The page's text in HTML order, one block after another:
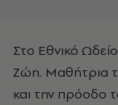
Στο Εθνικό
Ζώη. Μαθήτρια
και την πρόοδο